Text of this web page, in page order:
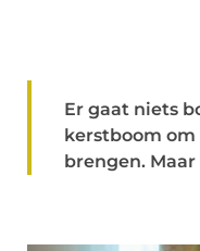
Er gaat niets
kerstboom
brengen. Maar